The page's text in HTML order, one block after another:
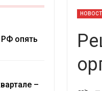
опять
–